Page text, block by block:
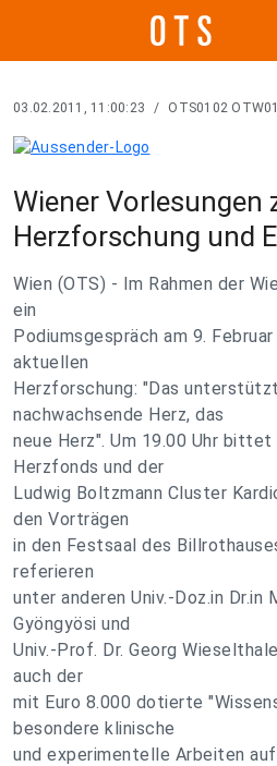
03.02.2011, 11:00:23 / OTS0102
Wiener Vorlesungen
Herzforschung und
Wien (OTS) - Im Rahmen der
ein
Podiumsgespräch am 9.
aktuellen
Herzforschung: "Das
nachwachsende Herz, das
neue Herz". Um 19.00 Uhr
Herzfonds und der
Ludwig Boltzmann Cluster
den Vorträgen
in den Festsaal des
referieren
unter anderen Univ.-Doz.in Dr.in
Gyöngyösi und
Univ.-Prof. Dr. Georg
auch der
mit Euro 8.000 dotierte
besondere klinische
und experimentelle Arbeiten